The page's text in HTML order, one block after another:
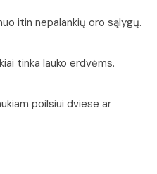
itin nepalankių oro sąlygų.
tinka lauko erdvėms.
poilsiui dviese ar